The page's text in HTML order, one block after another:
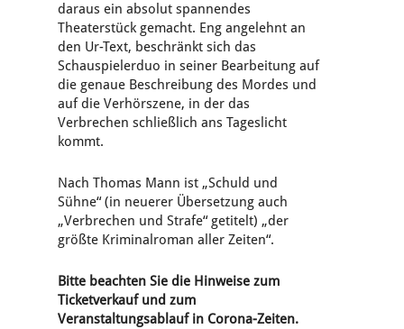
daraus ein absolut spannendes
Theaterstück gemacht. Eng angelehnt an
den Ur-Text, beschränkt sich das
Schauspielerduo in seiner Bearbeitung auf
die genaue Beschreibung des Mordes und
auf die Verhörszene, in der das
Verbrechen schließlich ans Tageslicht
kommt.
Nach Thomas Mann ist „Schuld und
Sühne“ (in neuerer Übersetzung auch
„Verbrechen und Strafe“ getitelt) „der
größte Kriminalroman aller Zeiten“.
Bitte beachten Sie die Hinweise zum
Ticketverkauf und zum
Veranstaltungsablauf in Corona-Zeiten.